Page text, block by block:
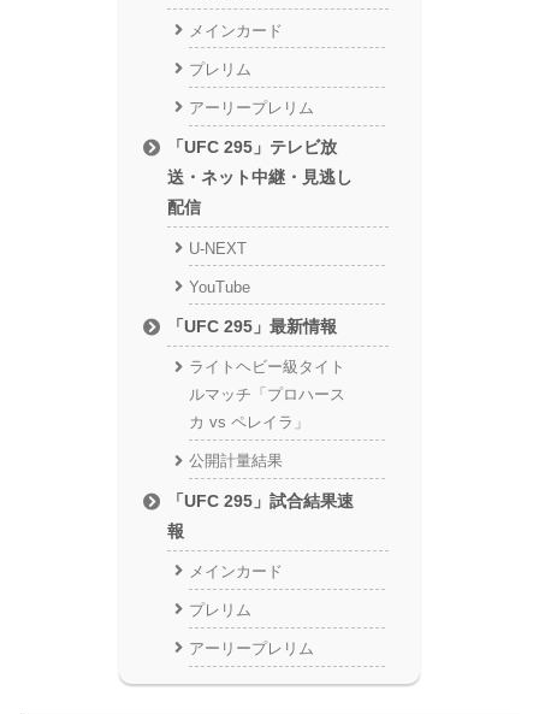
メインカード
プレリム
アーリープレリム
「UFC 295」テレビ放
送・ネット中継・見逃し
配信
U-NEXT
YouTube
「UFC 295」最新情報
ライトヘビー級タイト
ルマッチ「プロハース
カ vs ペレイラ」
公開計量結果
「UFC 295」試合結果速
報
メインカード
プレリム
アーリープレリム